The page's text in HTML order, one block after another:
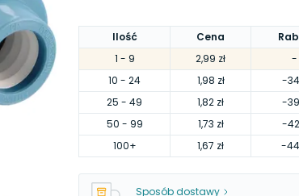
Ilość Cena
1 - 9 2,99 zł
-
10 - 24 1,98 zł
-
25 - 49 1,82 zł
-
50 - 99 1,73 zł
-
100+ 1,67 zł -
Sposób dostawy